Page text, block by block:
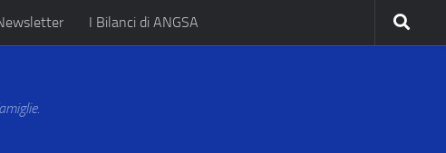
I Bilanci di ANGSA